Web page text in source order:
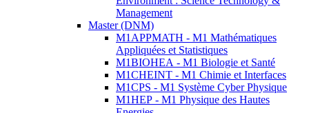
Management
Master (DNM)
M1APPMATH - M1 Mathématiques
Appliquées et Statistiques
M1BIOHEA - M1 Biologie et Santé
M1CHEINT - M1 Chimie et Interfaces
M1CPS - M1 Système Cyber Physique
M1HEP - M1 Physique des Hautes